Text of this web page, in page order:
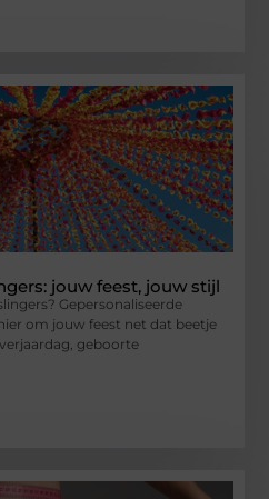
jouw feest, jouw stijl
Gepersonaliseerde
om jouw feest net dat beetje
geboorte